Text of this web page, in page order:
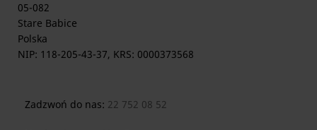
05-082
Stare Babice
Polska
NIP: 118-205-43-37, KRS: 0000373568
Zadzwoń do nas: 22 752 08 52